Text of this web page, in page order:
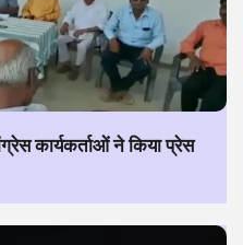
कार्यकर्ताओं ने किया प्रेस